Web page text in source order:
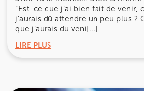
“Est-ce que j’ai bien fait de venir,
j’aurais dû attendre un peu plus ?
que j’aurais du veni[...]
LIRE PLUS